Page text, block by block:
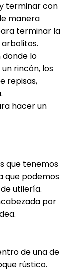
terminar con
manera
terminar la
donde lo
rincón, los
repisas,
hacer un
que tenemos
que podemos
utilería.
por
de una de
rústico.